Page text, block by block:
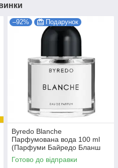
–92% Подарунок
Byredo Blanche
Парфумована вода 100 ml
(Парфуми Байредо Бланш
Жіночі)
Готово до відправки